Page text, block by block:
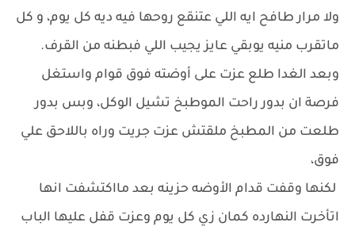
ولا مرار طافح ايه اللي عتنقع روحها فيه ديه كل يوم، و كل
ماتقرب منيه يوبقي عايز يجيب اللي فبطنه من القرف.
وبعد الغدا طلع عزت على أوضته فوق قوام واستغل
فرصة ان بدور راحت الموطبخ تشيل الوكل، وبس بدور
طلعت من المطبخ ملقتش عزت جريت وراه باللاحق علي
فوق،
لكنها وقفت قدام الأوضه حزينه بعد مااكتشفت انها
اتأخرت النهارده كمان زي كل يوم وعزت قفل عليها الباب